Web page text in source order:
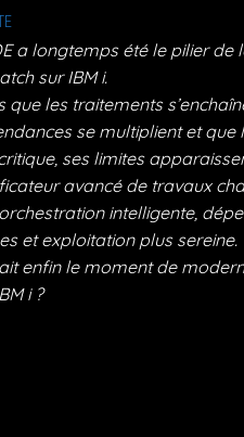
a long­temps été le pilier
sur IBM i.
que les trai­te­ments
se mul­ti­plient et que
ses limites
avan­cé de tra­vaux
intel­li­gente,
et exploi­ta­tion plus sereine.
enfin le moment de
i ?